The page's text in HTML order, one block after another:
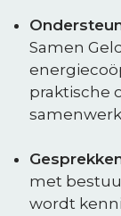
Samen
praktische
met
wordt